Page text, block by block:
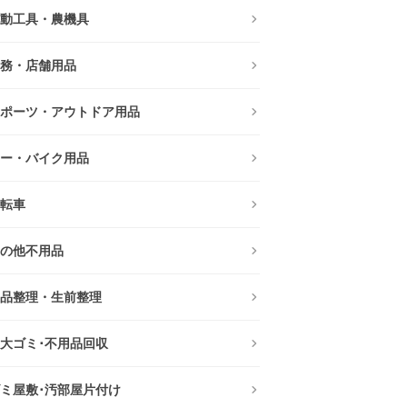
工具・農機具
・店舗用品
ーツ・アウトドア用品
・バイク用品
車
他不用品
整理・生前整理
ゴミ･不用品回収
屋敷･汚部屋片付け